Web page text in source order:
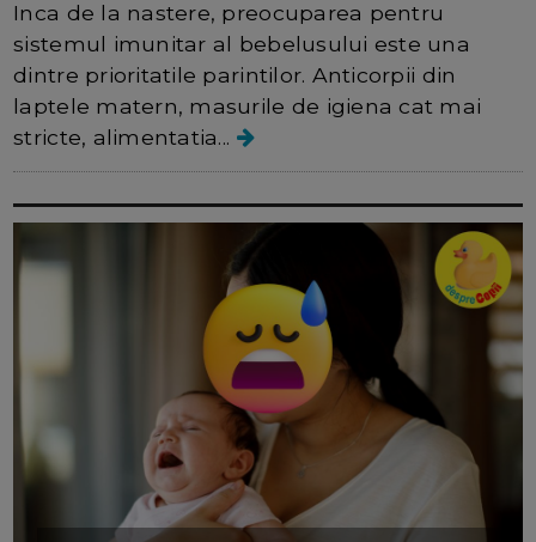
Inca de la nastere, preocuparea pentru
sistemul imunitar al bebelusului este una
dintre prioritatile parintilor. Anticorpii din
laptele matern, masurile de igiena cat mai
stricte, alimentatia...